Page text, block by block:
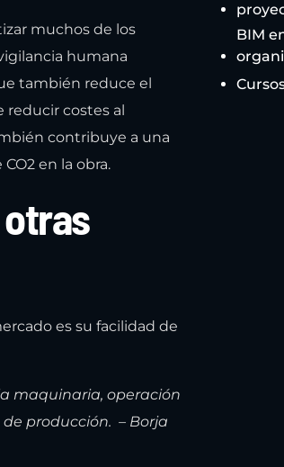
muchos de los
humana
también reduce el
costes al
contribuye a una
en la obra.
es su facilidad de
maquinaria, operación
producción. – Borja
BIM